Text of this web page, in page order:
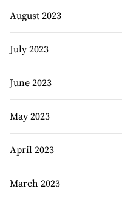
August 2023
July 2023
June 2023
May 2023
April 2023
March 2023